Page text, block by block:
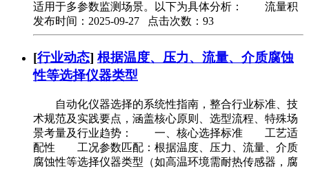
适用于多参数监测场景。以下为具体分析： 流量积
发布时间：2025-09-27 点击次数：93
[行业动态] 根据温度、压力、流量、介质腐蚀
性等选择仪器类型
自动化仪器选择的系统性指南，整合行业标准、技
术规范及实践要点，涵盖核心原则、选型流程、特殊场
景考量及行业趋势： 一、核心选择标准 工艺适
配性 工况参数匹配：根据温度、压力、流量、介质
腐蚀性等选择仪器类型（如高温环境需耐热传感器，腐